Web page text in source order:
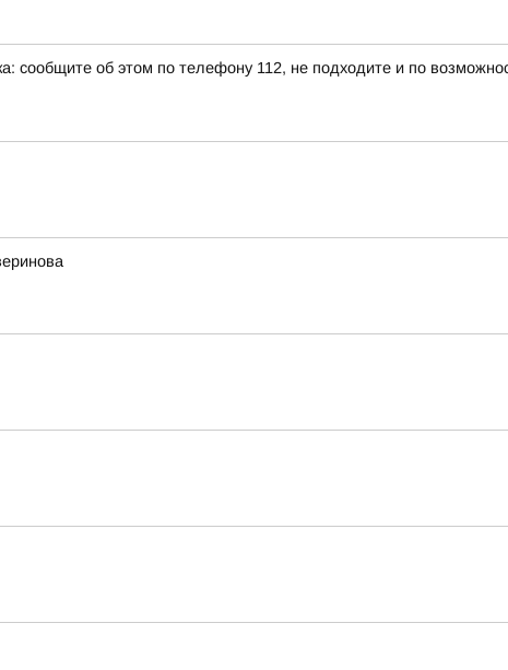
об этом по телефону 112, не подходите и по